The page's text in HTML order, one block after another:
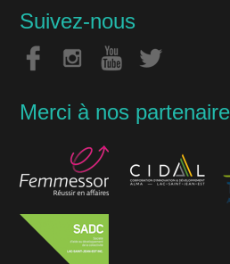
Suivez-nous
Merci à nos